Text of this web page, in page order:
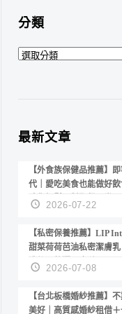
分類
分
最新文章
【外食族保健品推薦】
代｜愛吃美食也能做好飲
陪你輕鬆面對聚餐日常！
2026-07-22
【私密保養推薦】LIP
甜菜荷荷芭油私密潔膚
洗後不乾澀 不起泡反而更
2026-07-08
【台北板橋婚紗推薦】
美好｜高質感婚紗租借